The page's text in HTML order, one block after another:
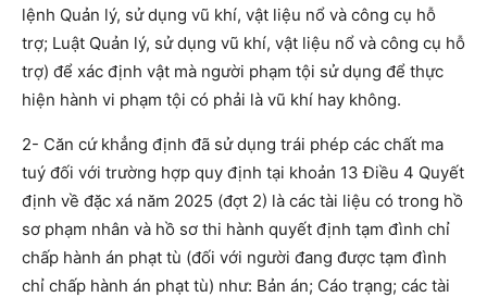
lệnh Quản lý, sử dụng vũ khí, vật liệu nổ và công cụ hỗ
trợ; Luật Quản lý, sử dụng vũ khí, vật liệu nổ và công cụ hỗ
trợ) để xác định vật mà người phạm tội sử dụng để thực
hiện hành vi phạm tội có phải là vũ khí hay không.
2- Căn cứ khẳng định đã sử dụng trái phép các chất ma
tuý đối với trường hợp quy định tại khoản 13 Điều 4 Quyết
định về đặc xá năm 2025 (đợt 2) là các tài liệu có trong hồ
sơ phạm nhân và hồ sơ thi hành quyết định tạm đình chỉ
chấp hành án phạt tù (đối với người đang được tạm đình
chỉ chấp hành án phạt tù) như: Bản án; Cáo trạng; các tài